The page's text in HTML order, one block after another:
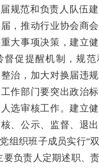
届规范和负责人队伍
，推动行业协会商
大事项决策，建立
督促提醒机制，规
治，加大对换届违
作部门要突出政治
选审核工作。建立
、公示、监督、退
组织班子成员实行“
负责人定期述职、